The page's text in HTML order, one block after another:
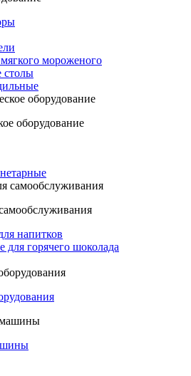
мороженого
столы
оборудование
напитков
для горячего шоколада